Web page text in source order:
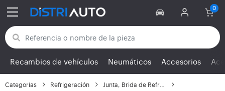
Volver a las categorías
Recambios de vehículos Neumáticos Accesorios
Categorías Refrigeración